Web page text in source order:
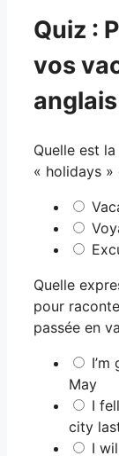
Quiz :
vos
Quelle est
« holidays »
Quelle
pour
passée en
May
I
city
I